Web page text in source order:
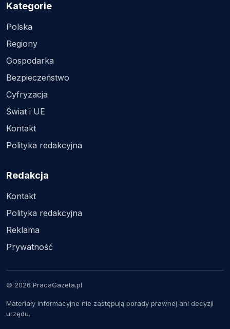
Kategorie
Polska
Regiony
Gospodarka
Bezpieczeństwo
Cyfryzacja
Świat i UE
Kontakt
Polityka redakcyjna
Redakcja
Kontakt
Polityka redakcyjna
Reklama
Prywatność
© 2026 PracaGazeta.pl
Materiały informacyjne nie zastępują porady prawnej ani decyzji
urzędu.